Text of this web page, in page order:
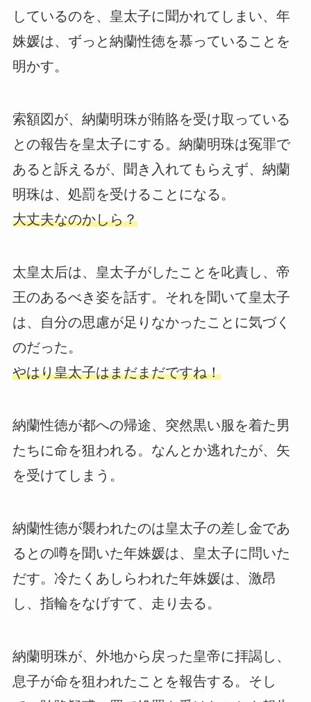
しているのを、皇太子に聞かれてしまい、年
姝媛は、ずっと納蘭性徳を慕っていることを
明かす。
索額図が、納蘭明珠が賄賂を受け取っている
との報告を皇太子にする。納蘭明珠は冤罪で
あると訴えるが、聞き入れてもらえず、納蘭
明珠は、処罰を受けることになる。
大丈夫なのかしら？
太皇太后は、皇太子がしたことを叱責し、帝
王のあるべき姿を話す。それを聞いて皇太子
は、自分の思慮が足りなかったことに気づく
のだった。
やはり皇太子はまだまだですね！
納蘭性徳が都への帰途、突然黒い服を着た男
たちに命を狙われる。なんとか逃れたが、矢
を受けてしまう。
納蘭性徳が襲われたのは皇太子の差し金であ
るとの噂を聞いた年姝媛は、皇太子に問いた
だす。冷たくあしらわれた年姝媛は、激昂
し、指輪をなげすて、走り去る。
納蘭明珠が、外地から戻った皇帝に拝謁し、
息子が命を狙われたことを報告する。そし